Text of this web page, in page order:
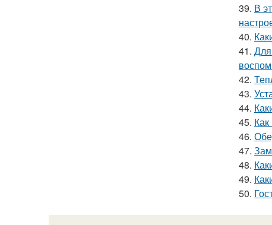
39. В
40.
41.
42.
43.
44.
45.
46.
47.
48.
49.
50.